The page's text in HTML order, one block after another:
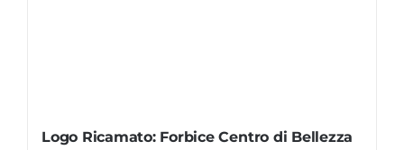
Logo Ricamato: Forbice Centro di Bellezza